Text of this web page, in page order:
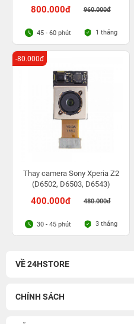
800.000đ 960.000đ
45 - 60 phút 1 tháng
Thay camera Sony Xperia Z2
(D6502, D6503, D6543)
400.000đ 480.000đ
-80.000đ
30 - 45 phút 3 tháng
VỀ 24HSTORE
CHÍNH SÁCH